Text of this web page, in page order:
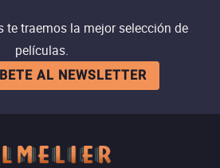
te traemos la mejor selección de
películas.
AL NEWSLETTER